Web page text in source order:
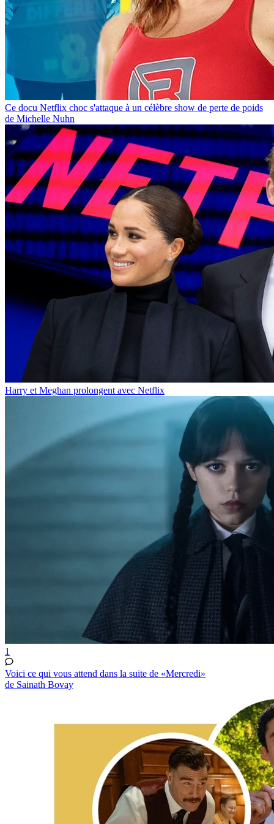
Ce docu Netflix choc s'attaque à un célèbre show de perte de poids
de Michelle Nuhn
Harry et Meghan prolongent avec Netflix
1
Voici ce qui vous attend dans la suite de «Mercredi»
de Sainath Bovay